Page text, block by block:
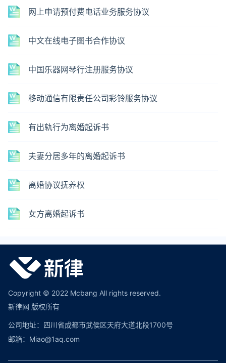
网上申请预付费电话业务服务协议
中文在线电子图书合作协议
中国乐器网琴行注册服务协议
移动通信有限责任公司彩铃服务协议
有出轨行为离婚起诉书
夫妻分居多年的离婚起诉书
离婚协议抚养权
女方离婚起诉书
Copyright © 2022 Mcbang All rights reserved.
新律网 版权所有
公司地址：四川省成都市武侯区天府大道北段1700号
邮箱：Miao@1aq.com